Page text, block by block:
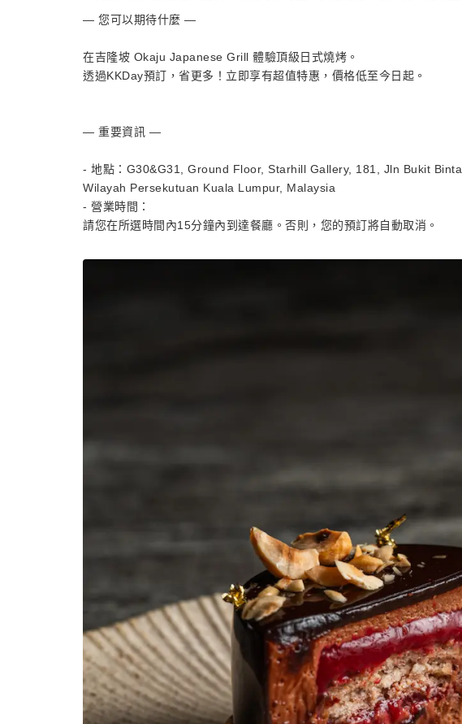
— 您可以期待什麼 —
在吉隆坡 Okaju Japanese Grill 體驗頂級日式燒烤。
透過KKDay預訂，省更多！立即享有超值特惠，價格低至今日起。
— 重要資訊 —
- 地點：G30&G31, Ground Floor, Starhill Gallery, 181, Jln Bukit
Wilayah Persekutuan Kuala Lumpur, Malaysia
- 營業時間：
請您在所選時間內15分鐘內到達餐廳。否則，您的預訂將自動取消。